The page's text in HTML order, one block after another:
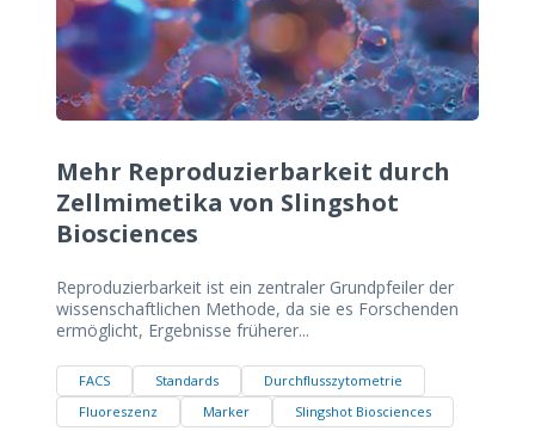
Mehr Reproduzierbarkeit durch
Zellmimetika von Slingshot
Biosciences
Reproduzierbarkeit ist ein zentraler Grundpfeiler der
wissenschaftlichen Methode, da sie es Forschenden
ermöglicht, Ergebnisse früherer...
FACS Standards
Durchflusszytometrie
Fluoreszenz
Marker Slingshot Biosciences